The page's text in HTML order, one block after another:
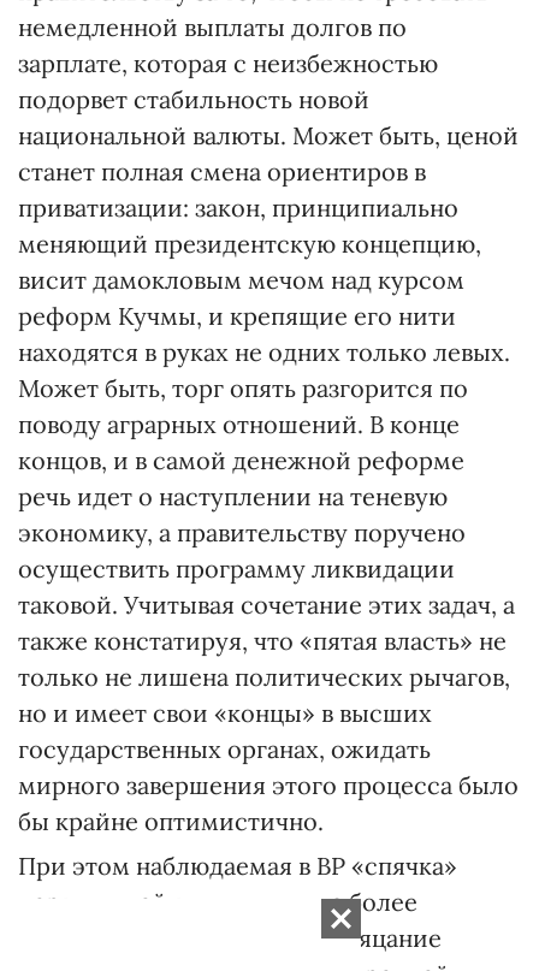
немедленной выплаты долгов по
зарплате, которая с неизбежностью
подорвет стабильность новой
национальной валюты. Может быть, ценой
станет полная смена ориентиров в
приватизации: закон, принципиально
меняющий президентскую концепцию,
висит дамокловым мечом над курсом
реформ Кучмы, и крепящие его нити
находятся в руках не одних только левых.
Может быть, торг опять разгорится по
поводу аграрных отношений. В конце
концов, и в самой денежной реформе
речь идет о наступлении на теневую
экономику, а правительству поручено
осуществить программу ликвидации
таковой. Учитывая сочетание этих задач, а
также констатируя, что «пятая власть» не
только не лишена политических рычагов,
но и имеет свои «концы» в высших
государственных органах, ожидать
мирного завершения этого процесса было
бы крайне оптимистично.
При этом наблюдаемая в ВР «спячка»
первых дней выглядит куда более
тревожно, чем привычное бряцание